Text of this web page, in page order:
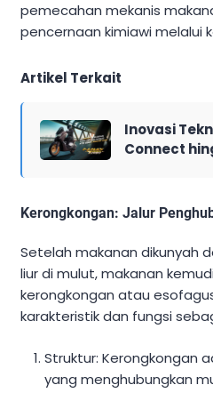
pemecahan mekanis
pencernaan kimiawi melalui
Artikel Terkait
Inovasi
Connect
Kerongkongan: Jalur
Setelah makanan dikunyah
liur di mulut, makanan
kerongkongan atau
karakteristik dan fungsi
Struktur: Kerongkongan
yang menghubungkan